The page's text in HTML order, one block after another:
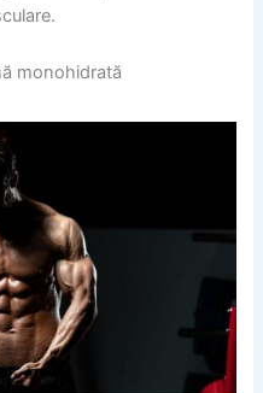
monohidrată